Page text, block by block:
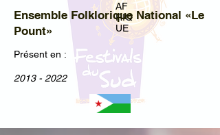
AF
RIQ
UE
Ensemble Folklorique National «Le
Pount»
Présent en :
2013 - 2022